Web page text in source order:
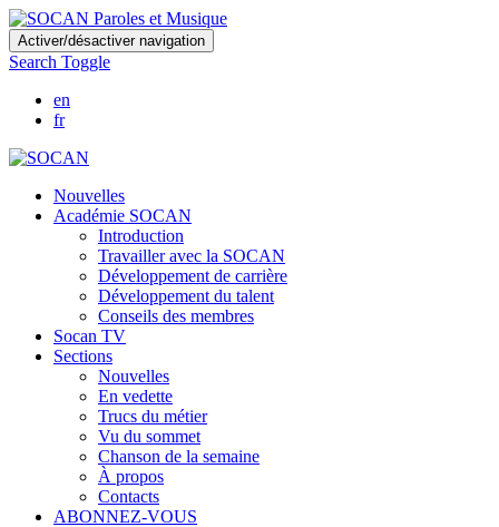
Skip
to
main
content
Activer/désactiver navigation
Search Toggle
en
fr
Nouvelles
Académie SOCAN
Introduction
Travailler avec la SOCAN
Développement de carrière
Développement du talent
Conseils des membres
Socan TV
Sections
Nouvelles
En vedette
Trucs du métier
Vu du sommet
Chanson de la semaine
À propos
Contacts
ABONNEZ-VOUS